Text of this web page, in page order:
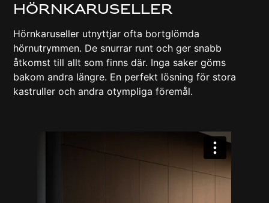
Hörnkaruseller
Hörnkaruseller utnyttjar ofta bortglömda
hörnutrymmen. De snurrar runt och ger snabb
åtkomst till allt som finns där. Inga saker göms
bakom andra längre. En perfekt lösning för stora
kastruller och andra otympliga föremål.